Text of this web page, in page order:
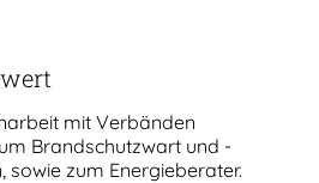
mit Verbänden
Brandschutzwart und -
sowie zum Energieberater.